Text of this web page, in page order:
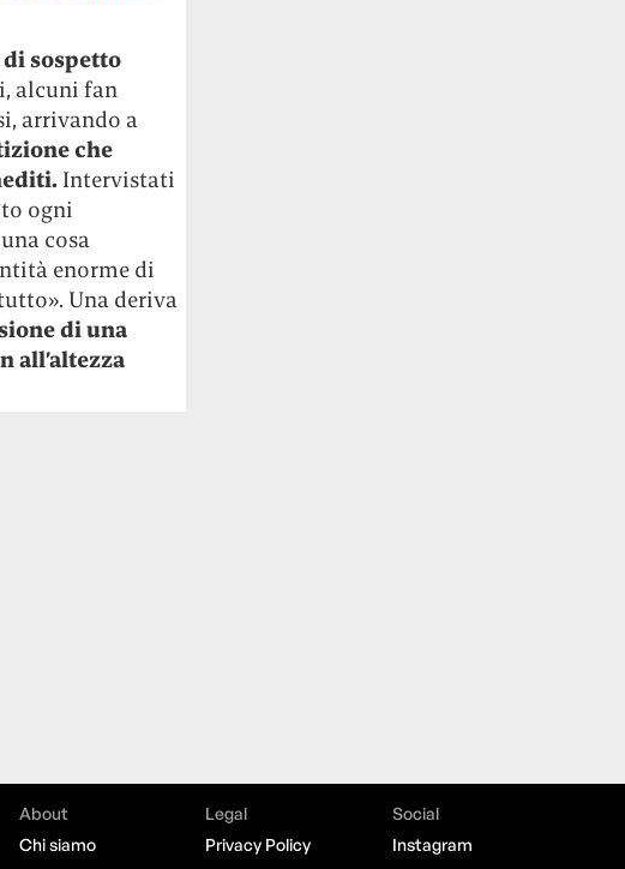
sospetto
alcuni fan
arrivando a
che
Intervistati
ogni
cosa
enorme di
Una deriva
di una
all’altezza
About
Chi siamo
Legal
Privacy Policy
Social
Instagram